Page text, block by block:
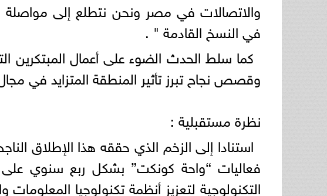
والاتصالات في مصر ونحن نتطلع إلى مواصلة
في النسخ القادمة " .
كما سلط الحدث الضوء على أعمال المبتكرين
وقصص نجاح تبرز تأثير المنطقة المتزايد في مجال
نظرة مستقبلية :
استنادا إلى الزخم الذي حققه هذا الإطلاق
فعاليات “واحة كونكت” بشكل ربع سنوي
التكنولوجية لتعزيز أنظمة تكنولوجيا